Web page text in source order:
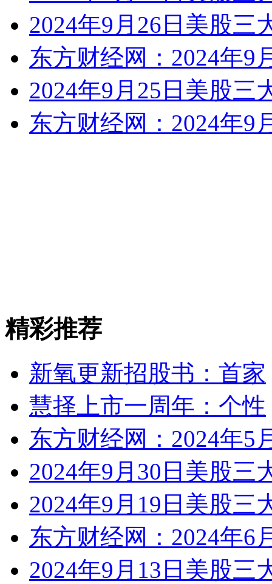
2024年9月26日美股三
东方财经网：2024年9
2024年9月25日美股三
东方财经网：2024年9
精彩推荐
新氧更新招股书：首家
慧择上市一周年：个性
东方财经网：2024年5
2024年9月30日美股三
2024年9月19日美股三
东方财经网：2024年6
2024年9月13日美股三